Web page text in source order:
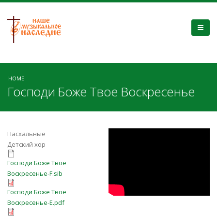
HOME
Господи Боже Твое Воскресенье
Пасхальные
Детский хор
Господи Боже Твое Воскресенье-
F.sib
Господи Боже Твое
Воскресенье-F.sib
Господи Боже Твое Воскресенье-
E.pdf
Господи Боже Твое
Воскресенье-E.pdf